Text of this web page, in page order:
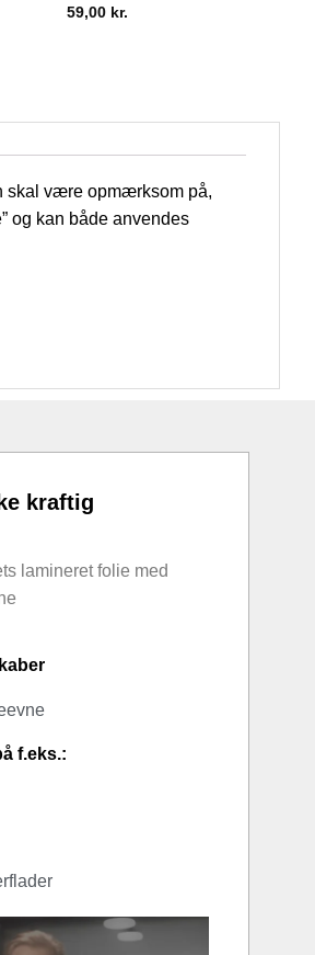
59,00 kr.
skal være opmærksom på,
og kan både anvendes
kraftig
lamineret folie med
f.eks.: